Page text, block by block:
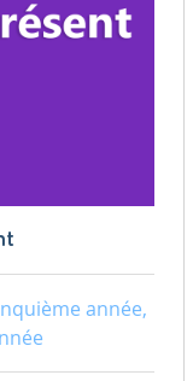
année,